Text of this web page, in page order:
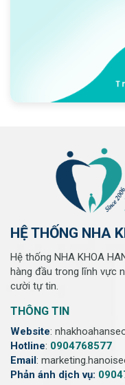
HỆ THỐNG NHA
Hệ thống NHA KHOA
hàng đầu trong lĩnh vực
cười tự tin.
THÔNG TIN
Website:
Hotline: 0904768577
Email :
Phản ánh dịch vụ: